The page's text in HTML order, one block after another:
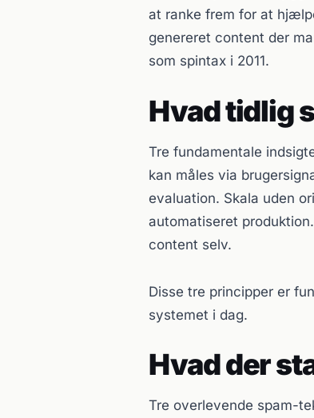
at ranke frem for at
genereret content der
som spintax i 2011.
Hvad tidlig
Tre fundamentale
kan måles via
evaluation. Skala uden
automatiseret
content selv.
Disse tre principper er
systemet i dag.
Hvad der
Tre overlevende spam-